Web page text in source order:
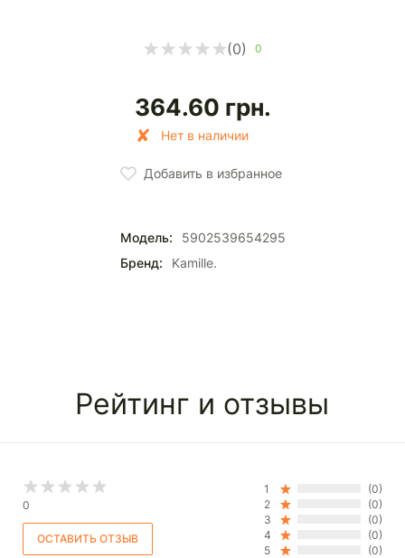
(0) 0
364.60 грн.
Нет в наличии
Добавить в избранное
Модель:
5902539654295
Бренд:
Kamille.
Рейтинг и отзывы
0
1
(0)
2
(0)
3
(0)
4
(0)
5
(0)